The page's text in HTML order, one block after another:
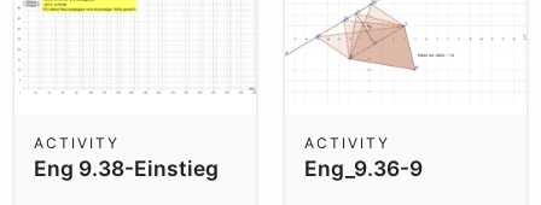
Eng 9.38-Einstieg
ACTIVITY
Eng_9.36-9
ACTIVITY